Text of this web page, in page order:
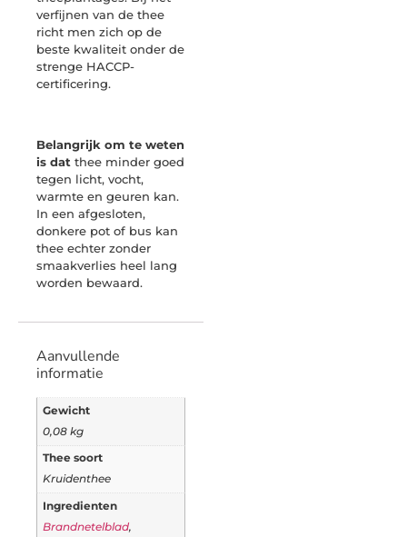
verfijnen van de thee
richt men zich op de
beste kwaliteit onder de
strenge HACCP-
certificering.
Belangrijk om te weten
is dat thee minder goed
tegen licht, vocht,
warmte en geuren kan.
In een afgesloten,
donkere pot of bus kan
thee echter zonder
smaakverlies heel lang
worden bewaard.
Aanvullende
informatie
Gewicht
0,08 kg
Thee soort
Kruidenthee
Ingredienten
Brandnetelblad,